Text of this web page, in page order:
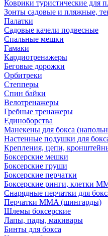
Коврики туристические для
Зонты садовые и пляжные,
Палатки
Садовые качели подвесные
Спальные мешки
Гамаки
Кардиотренажеры
Беговые дорожки
Орбитреки
Степперы
Спин байки
Велотренажеры
Гребные тренажеры
Единоборства
Манекены для бокса
Настенные подушки для
Крепления, цепи,
Боксерские мешки
Боксерские груши
Боксерские перчатки
Боксерские ринги, клетки
Снарядные перчатки для
Перчатки MMA (шингарды)
Шлемы боксерские
Лапы, пады, макивары
Бинты для бокса